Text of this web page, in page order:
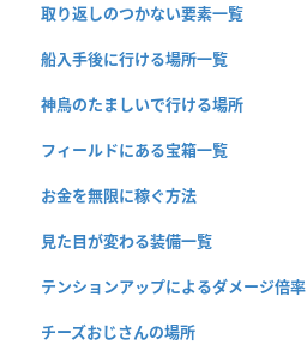
取り返しのつかない要素一覧
船入手後に行ける場所一覧
神鳥のたましいで行ける場所
フィールドにある宝箱一覧
お金を無限に稼ぐ方法
見た目が変わる装備一覧
テンションアップによるダメージ倍率
チーズおじさんの場所